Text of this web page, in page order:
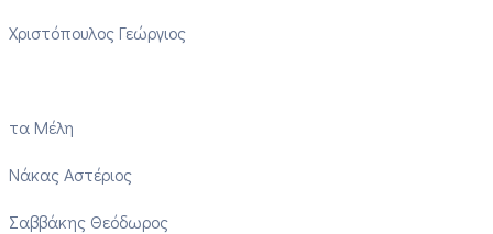
Χριστόπουλος Γεώργιος
τα Μέλη
Νάκας Αστέριος
Σαββάκης Θεόδωρος